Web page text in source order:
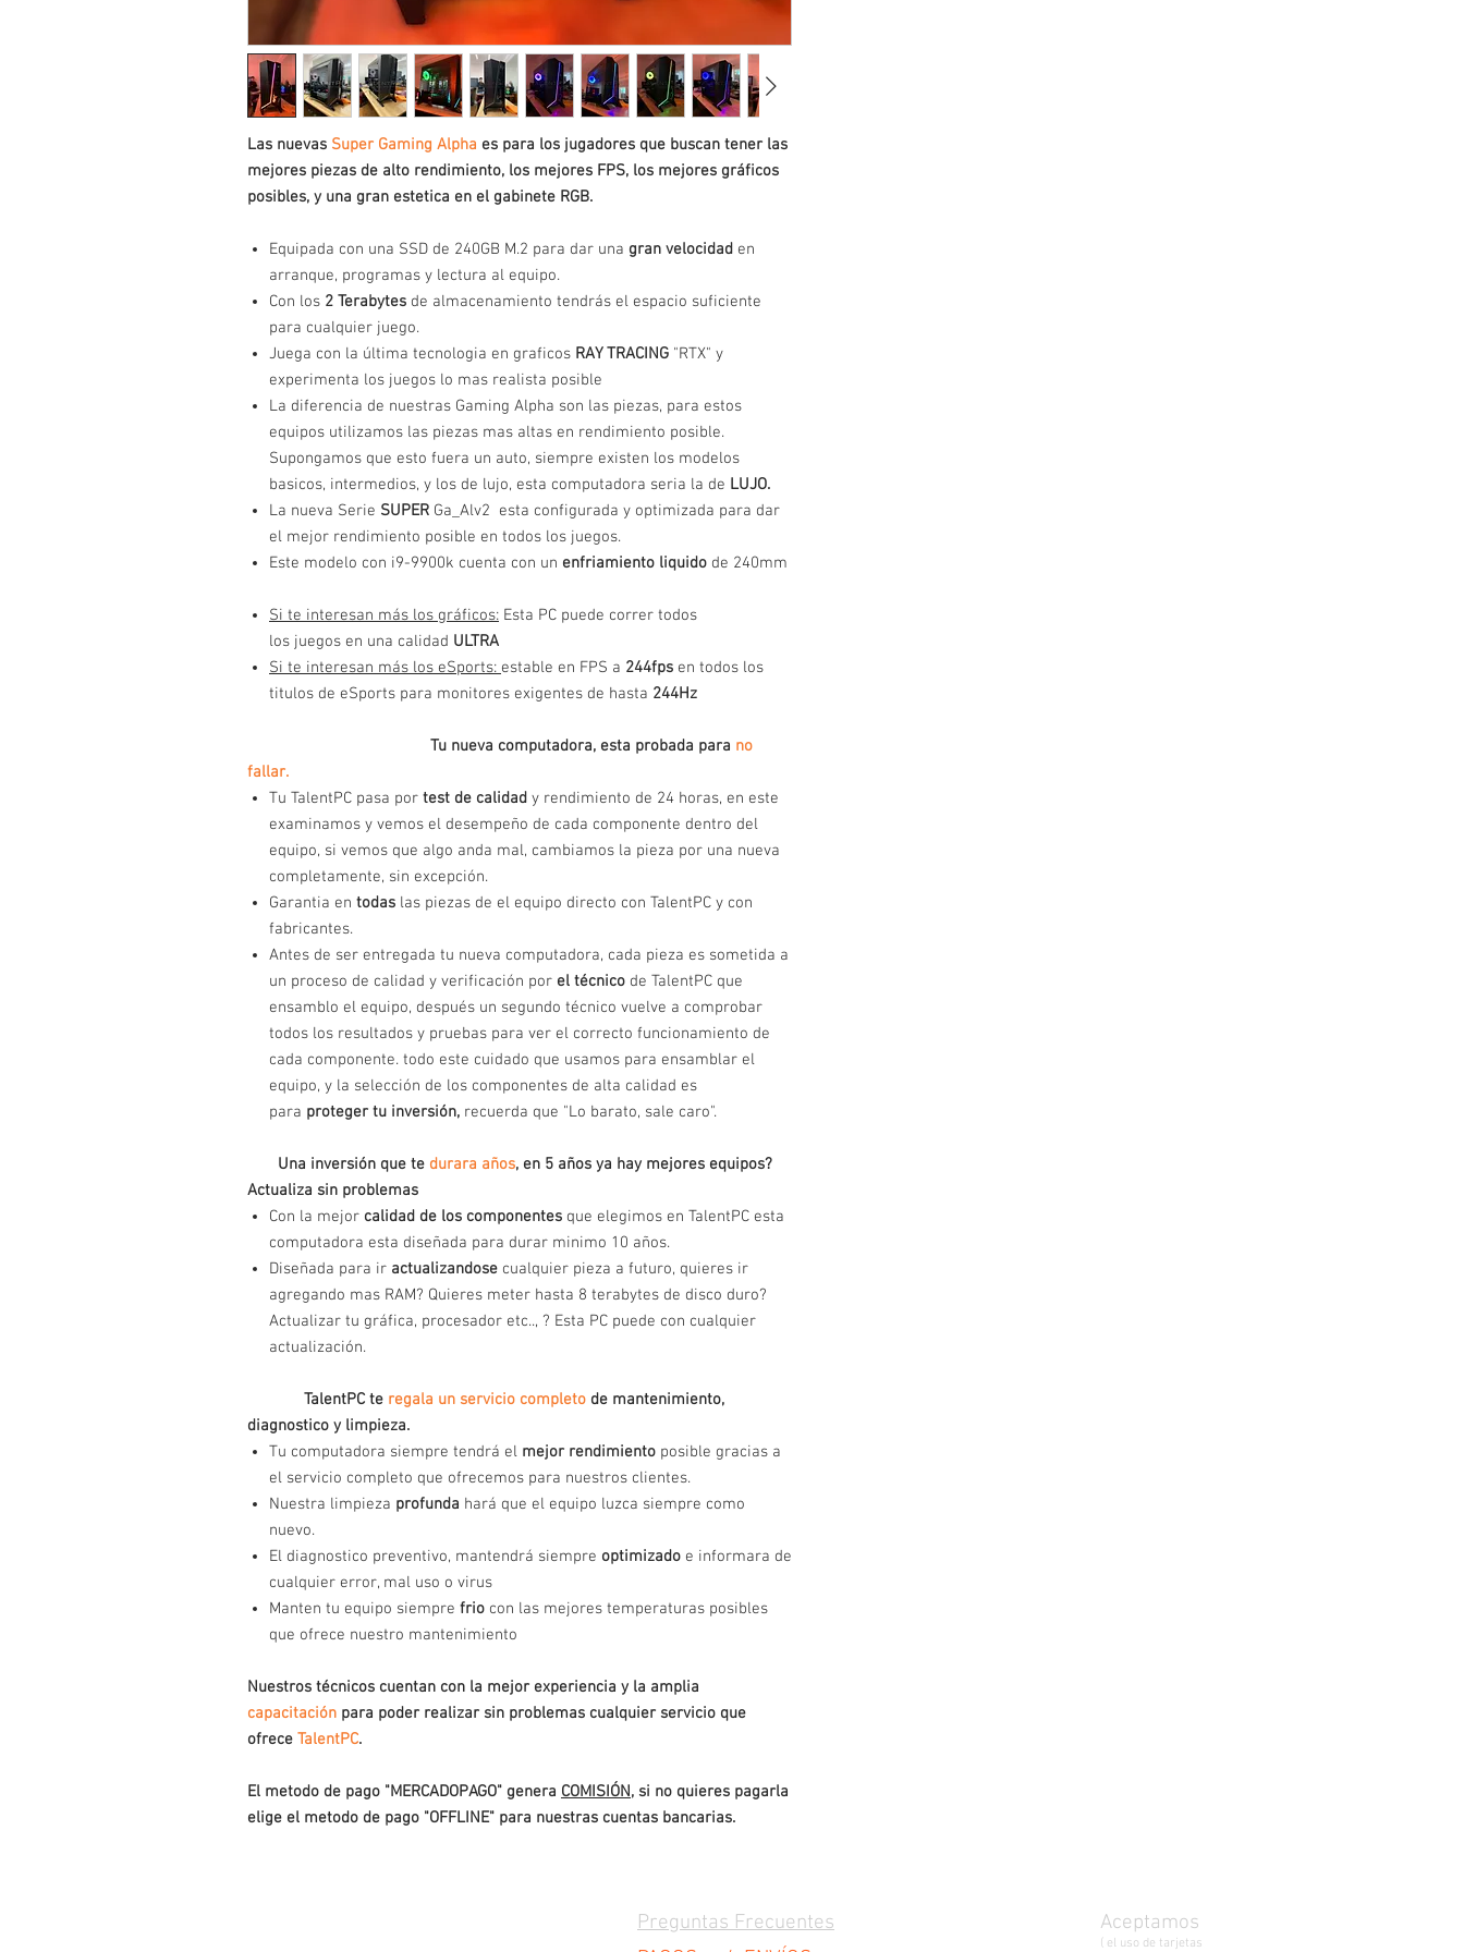
Las nuevas Super Gaming Alpha es para los jugadores que buscan tener las
mejores piezas de alto rendimiento, los mejores FPS, los mejores gráficos
posibles, y una gran estetica en el gabinete RGB.
Equipada con una SSD de 240GB M.2 para dar una gran velocidad en
arranque, programas y lectura al equipo.
Con los 2 Terabytes de almacenamiento tendrás el espacio suficiente
para cualquier juego.
Juega con la última tecnologia en graficos RAY TRACING "RTX" y
experimenta los juegos lo mas realista posible
La diferencia de nuestras Gaming Alpha son las piezas, para estos
equipos utilizamos las piezas mas altas en rendimiento posible.
Supongamos que esto fuera un auto, siempre existen los modelos
basicos, intermedios, y los de lujo, esta computadora seria la de LUJO.
La nueva Serie SUPER Ga_Alv2 esta configurada y optimizada para dar
el mejor rendimiento posible en todos los juegos.
Este modelo con i9-9900k cuenta con un enfriamiento liquido de 240mm
Si te interesan más los gráficos: Esta PC puede correr todos
los juegos en una calidad ULTRA
Si te interesan más los eSports: estable en FPS a 244fps en todos los
titulos de eSports para monitores exigentes de hasta 244Hz
Tu nueva computadora, esta probada para no
fallar.
Tu TalentPC pasa por test de calidad y rendimiento de 24 horas, en este
examinamos y vemos el desempeño de cada componente dentro del
equipo, si vemos que algo anda mal, cambiamos la pieza por una nueva
completamente, sin excepción.
Garantia en todas las piezas de el equipo directo con TalentPC y con
fabricantes.
Antes de ser entregada tu nueva computadora, cada pieza es sometida a
un proceso de calidad y verificación por el técnico de TalentPC que
ensamblo el equipo, después un segundo técnico vuelve a comprobar
todos los resultados y pruebas para ver el correcto funcionamiento de
cada componente. todo este cuidado que usamos para ensamblar el
equipo, y la selección de los componentes de alta calidad es
para proteger tu inversión, recuerda que "Lo barato, sale caro".
Una inversión que te durara años, en 5 años ya hay mejores equipos?
Actualiza sin problemas
Con la mejor calidad de los componentes que elegimos en TalentPC esta
computadora esta diseñada para durar minimo 10 años.
Diseñada para ir actualizandose cualquier pieza a futuro, quieres ir
agregando mas RAM? Quieres meter hasta 8 terabytes de disco duro?
Actualizar tu gráfica, procesador etc.., ? Esta PC puede con cualquier
actualización.
TalentPC te regala un servicio completo de mantenimiento,
diagnostico y limpieza.
Tu computadora siempre tendrá el mejor rendimiento posible gracias a
el servicio completo que ofrecemos para nuestros clientes.
Nuestra limpieza profunda hará que el equipo luzca siempre como
nuevo.
El diagnostico preventivo, mantendrá siempre optimizado e informara de
cualquier error, mal uso o virus
Manten tu equipo siempre frio con las mejores temperaturas posibles
que ofrece nuestro mantenimiento
Nuestros técnicos cuentan con la mejor experiencia y la amplia
capacitación para poder realizar sin problemas cualquier servicio que
ofrece TalentPC.
El metodo de pago "MERCADOPAGO" genera COMISIÓN, si no quieres pagarla
elige el metodo de pago "OFFLINE" para nuestras cuentas bancarias.
Preguntas Frecuentes
Aceptamos
( el uso de tarjetas